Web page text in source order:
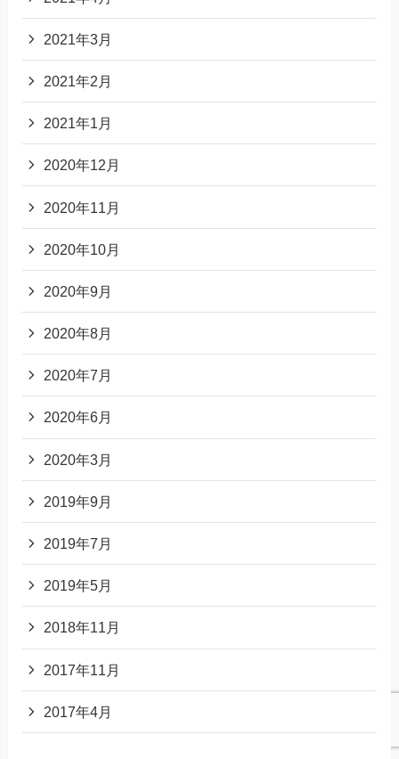
2021年3月
2021年2月
2021年1月
2020年12月
2020年11月
2020年10月
2020年9月
2020年8月
2020年7月
2020年6月
2020年3月
2019年9月
2019年7月
2019年5月
2018年11月
2017年11月
2017年4月